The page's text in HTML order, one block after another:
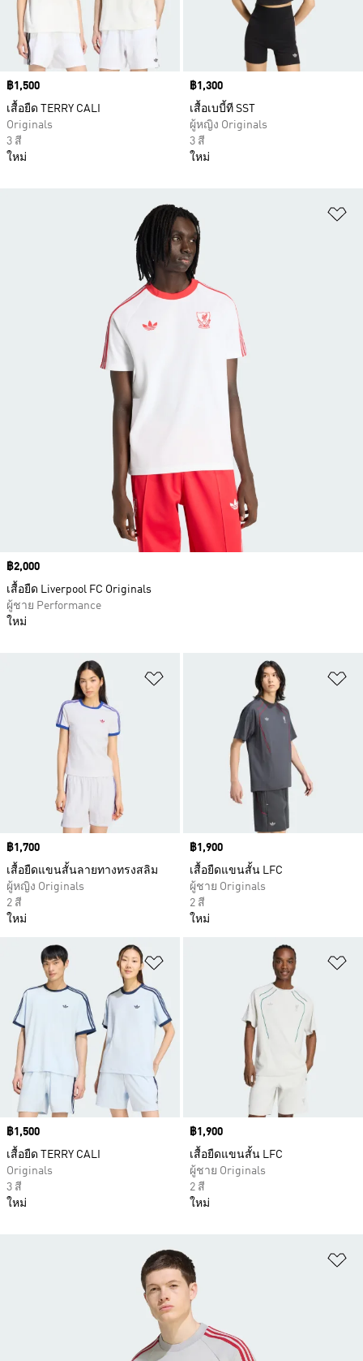
Price
฿1,500
เสื้อยืด TERRY CALI
Originals
3 สี
ใหม่
Price
฿1,300
เสื้อเบบี้ที SST
ผู้หญิง Originals
3 สี
ใหม่
เพิ่มไปยังรายการสินค้าโปรด
Price
฿1,700
เสื้อยืดแขนสั้นลายทางทรงสลิม
ผู้หญิง Originals
2 สี
ใหม่
Price
฿1,900
เสื้อยืดแขนสั้น LFC
ผู้ชาย Originals
2 สี
ใหม่
เพิ่มไปยังรายการสินค้าโปรด
Price
฿1,500
เสื้อยืด TERRY CALI
Originals
3 สี
ใหม่
Price
฿1,900
เสื้อยืดแขนสั้น LFC
ผู้ชาย Originals
2 สี
ใหม่
Price
฿2,000
เสื้อยืด Liverpool FC Originals
ผู้ชาย Performance
ใหม่